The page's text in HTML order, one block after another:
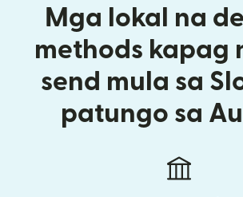
Mga lokal na
methods kapag
send mula sa
patungo sa